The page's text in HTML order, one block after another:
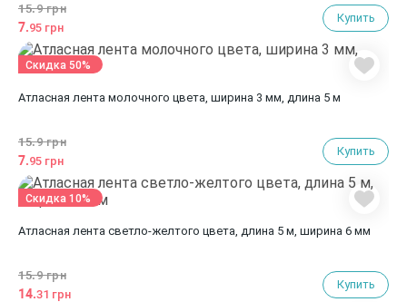
15.9 грн
7.95 грн
Купить
Атласная лента молочного цвета, ширина 3 мм, длина 5 м
15.9 грн
7.95 грн
Купить
Скидка 50%
Атласная лента светло-желтого цвета, длина 5 м, ширина 6 мм
15.9 грн
14.31 грн
Купить
Скидка 10%